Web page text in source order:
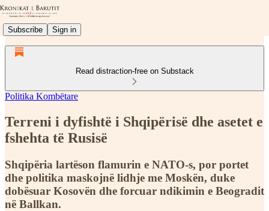
Subscribe Sign in
Read distraction-free on Substack
Politika Kombëtare
Terreni i dyfishtë i Shqipërisë dhe asetet e
fshehta të Rusisë
Shqipëria lartëson flamurin e NATO-s, por portet
dhe politika maskojnë lidhje me Moskën, duke
dobësuar Kosovën dhe forcuar ndikimin e Beogradit
në Ballkan.